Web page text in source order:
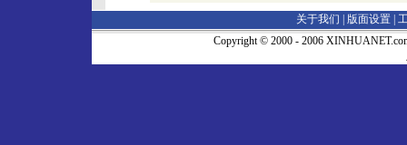
关于我们 | 版面设置
Copyright © 2000 - 2006